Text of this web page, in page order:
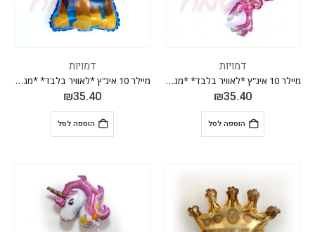
דמויות
מיילר 10 אינ"ץ *לאוויר בלבד* *מגיע בחבילה 10 יח'*
₪35.40
הוספה לסל
דמויות
מיילר 10 אינ"ץ *לאוויר בלבד* *מגיע בחבילה 10 יח'*
₪35.40
הוספה לסל